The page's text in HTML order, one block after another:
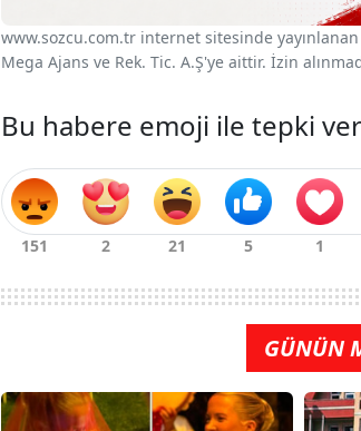
www.sozcu.com.tr internet sitesinde
Mega Ajans ve Rek. Tic. A.Ş'ye aittir. İzin
Bu habere emoji ile tepki ver
GÜNÜN